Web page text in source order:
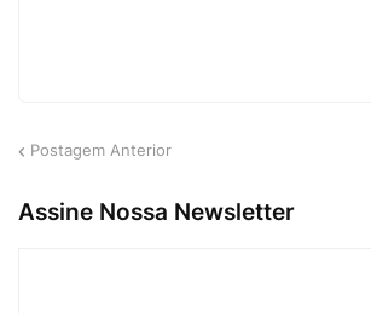
Postagem Anterior
Assine Nossa Newsletter